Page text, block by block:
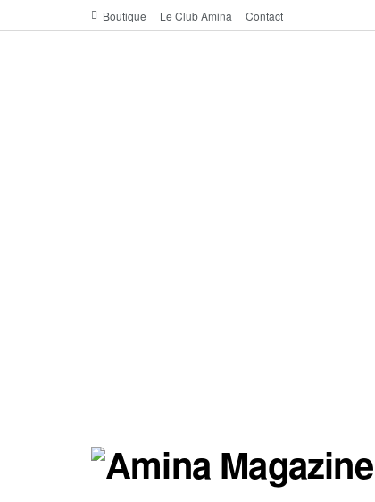
Boutique Le Club Amina Contact